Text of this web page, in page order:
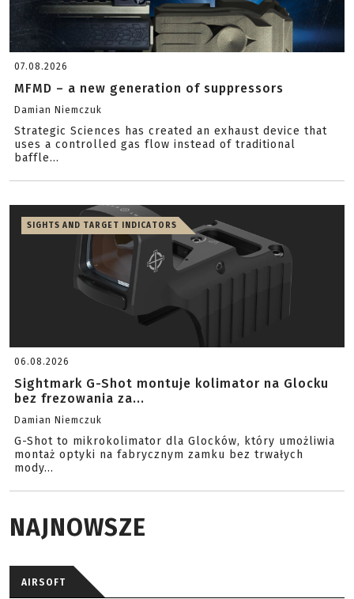
07.08.2026
MFMD – a new generation of suppressors
Damian Niemczuk
Strategic Sciences has created an exhaust device that
uses a controlled gas flow instead of traditional
baffle...
SIGHTS AND TARGET INDICATORS
06.08.2026
Sightmark G-Shot montuje kolimator na Glocku
bez frezowania za...
Damian Niemczuk
G-Shot to mikrokolimator dla Glocków, który umożliwia
montaż optyki na fabrycznym zamku bez trwałych
mody...
NAJNOWSZE
AIRSOFT